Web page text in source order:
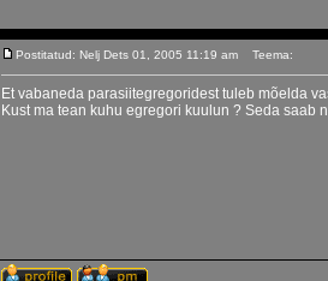
Postitatud: Nelj Dets 01, 2005 11:19 am Teema:
Et vabaneda parasiitegregoridest tuleb mõelda
Kust ma tean kuhu egregori kuulun ? Seda saab